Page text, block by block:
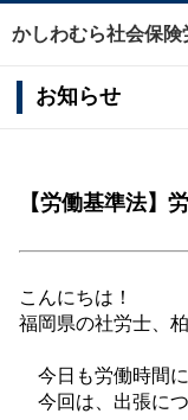
かしわむら社会保険
お知らせ
【労働基準法】
こんにちは！
福岡県の社労士、
今日も労働時間に
今回は、出張につ